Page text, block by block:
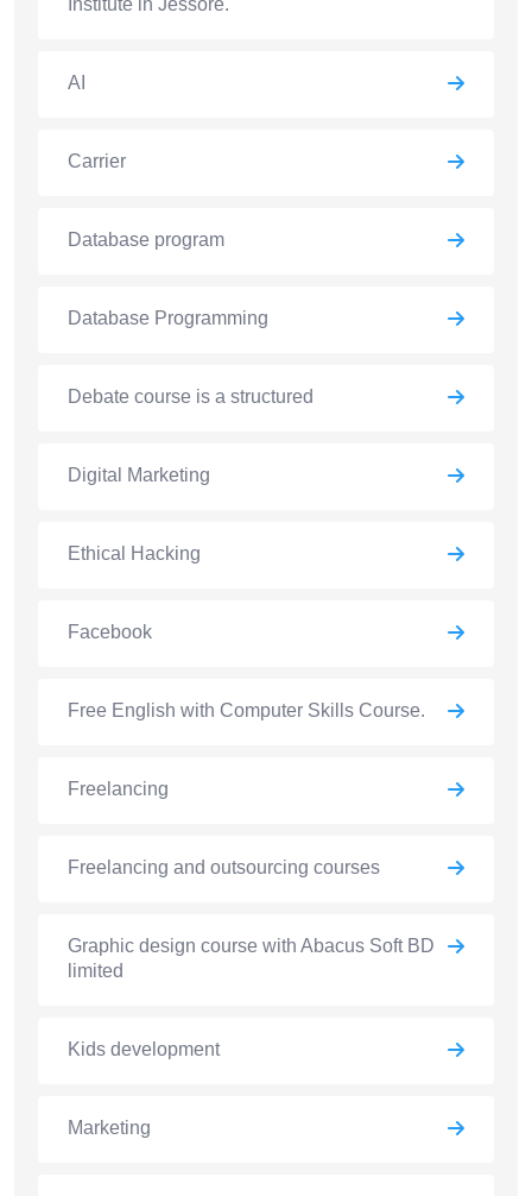
AI
Carrier
Database program
Database Programming
Debate course is a structured
Digital Marketing
Ethical Hacking
Facebook
Free English with Computer Skills Course.
Freelancing
Freelancing and outsourcing courses
Graphic design course with Abacus Soft BD
limited
Kids development
Marketing